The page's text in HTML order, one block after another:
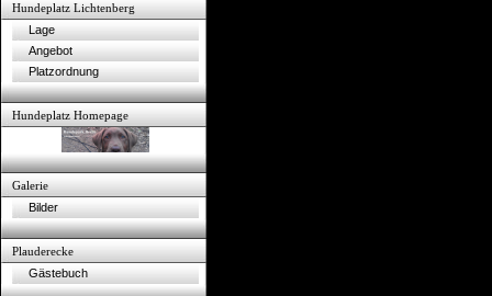
Hundeplatz Lichtenberg
Lage
Angebot
Platzordnung
Hundeplatz Homepage
Galerie
Bilder
Plauderecke
Gästebuch